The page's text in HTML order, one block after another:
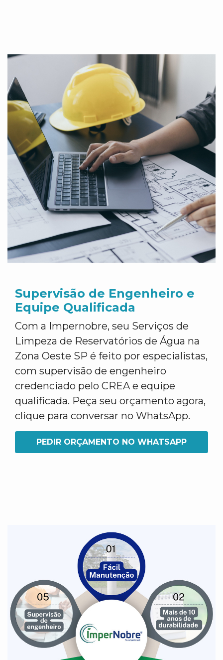
Supervisão de Engenheiro e
Equipe Qualificada
Com a Impernobre, seu Serviços de
Limpeza de Reservatórios de Água na
Zona Oeste SP é feito por especialistas,
com supervisão de engenheiro
credenciado pelo CREA e equipe
qualificada. Peça seu orçamento agora,
clique para conversar no WhatsApp.
PEDIR ORÇAMENTO NO WHATSAPP